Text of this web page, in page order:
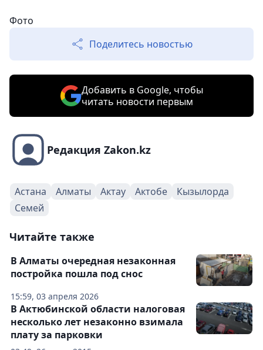
Фото
Поделитесь новостью
Добавить в Google, чтобы
читать новости первым
Редакция Zakon.kz
Астана Алматы Актау Актобе
Кызылорда
Семей
Читайте также
15:59, 03 апреля 2026
В Алматы очередная незаконная
постройка пошла под снос
В Актюбинской области налоговая
несколько лет незаконно взимала
плату за парковки